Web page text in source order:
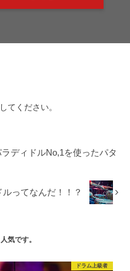
してください。
ディドルNo,1を使ったパタ
ってなんだ！！？
気です。
ドラム上級者